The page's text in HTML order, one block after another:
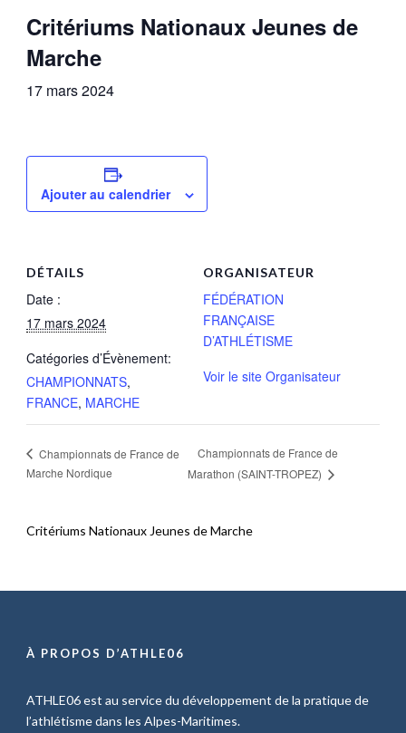
Critériums Nationaux Jeunes de
Marche
17 mars 2024
Ajouter au calendrier
DÉTAILS
Date :
17 mars 2024
Catégories d’Évènement:
CHAMPIONNATS,
FRANCE, MARCHE
ORGANISATEUR
FÉDÉRATION
FRANÇAISE
D’ATHLÉTISME
Voir le site Organisateur
Championnats de France de
Marche Nordique
Championnats de France de
Marathon (SAINT-TROPEZ)
Critériums Nationaux Jeunes de Marche
À PROPOS D’ATHLE06
ATHLE06 est au service du développement de la pratique de
l’athlétisme dans les Alpes-Maritimes.